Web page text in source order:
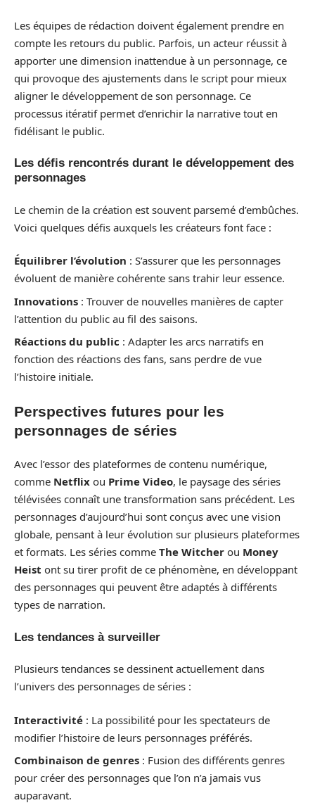
Les équipes de rédaction doivent également prendre en
compte les retours du public. Parfois, un acteur réussit à
apporter une dimension inattendue à un personnage, ce
qui provoque des ajustements dans le script pour mieux
aligner le développement de son personnage. Ce
processus itératif permet d’enrichir la narrative tout en
fidélisant le public.
Les défis rencontrés durant le développement des
personnages
Le chemin de la création est souvent parsemé d’embûches.
Voici quelques défis auxquels les créateurs font face :
Équilibrer l’évolution : S’assurer que les personnages
évoluent de manière cohérente sans trahir leur essence.
Innovations : Trouver de nouvelles manières de capter
l’attention du public au fil des saisons.
Réactions du public : Adapter les arcs narratifs en
fonction des réactions des fans, sans perdre de vue
l’histoire initiale.
Perspectives futures pour les
personnages de séries
Avec l’essor des plateformes de contenu numérique,
comme Netflix ou Prime Video, le paysage des séries
télévisées connaît une transformation sans précédent. Les
personnages d’aujourd’hui sont conçus avec une vision
globale, pensant à leur évolution sur plusieurs plateformes
et formats. Les séries comme The Witcher ou Money
Heist ont su tirer profit de ce phénomène, en développant
des personnages qui peuvent être adaptés à différents
types de narration.
Les tendances à surveiller
Plusieurs tendances se dessinent actuellement dans
l’univers des personnages de séries :
Interactivité : La possibilité pour les spectateurs de
modifier l’histoire de leurs personnages préférés.
Combinaison de genres : Fusion des différents genres
pour créer des personnages que l’on n’a jamais vus
auparavant.